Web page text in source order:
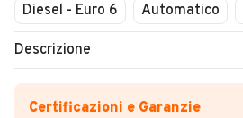
Diesel - Euro 6
Automatico
Descrizione
Certificazioni e Garanzie